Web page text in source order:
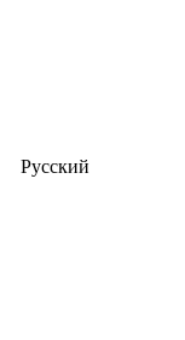
Русский